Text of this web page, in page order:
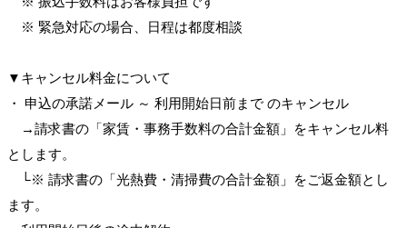
※ 緊急対応の場合、日程は都度相談
▼キャンセル料金について
・ 申込の承諾メール ～ 利用開始日前まで のキャンセル
→請求書の「家賃・事務手数料の合計金額」をキャンセル料
とします。
└※ 請求書の「光熱費・清掃費の合計金額」をご返金額とし
ます。